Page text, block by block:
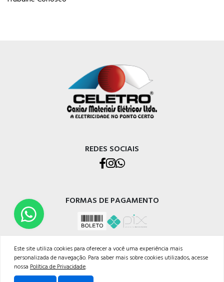
REDES SOCIAIS
FORMAS DE PAGAMENTO
Este site utiliza cookies para oferecer a você uma experiência mais
personalizada de navegação. Para saber mais sobre cookies utilizados, acesse
nossa Política de Privacidade.